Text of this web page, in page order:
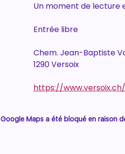
Un moment de lecture
Entrée libre
Chem. Jean-Baptiste
1290 Versoix
https://
Google Maps a été bloqué en raison